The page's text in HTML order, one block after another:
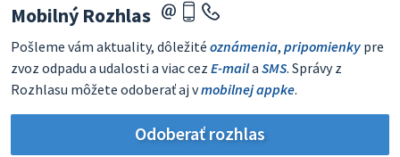
Mobilný Rozhlas
Pošleme vám aktuality, dôležité oznámenia, pripomienky pre
zvoz odpadu a udalosti a viac cez E-maila SMS. Správy z
Rozhlasu môžete odoberať aj vmobilnej appke.
Odoberať rozhlas